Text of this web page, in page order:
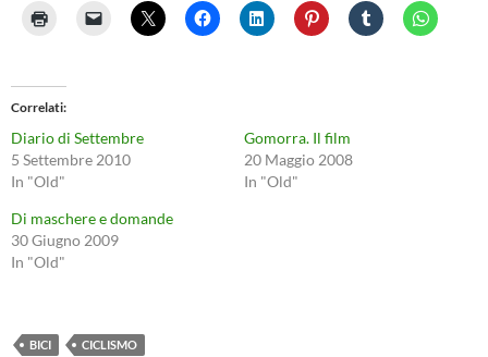
Correlati
Diario di Settembre
5 Settembre 2010
In "Old"
Gomorra. Il film
20 Maggio 2008
In "Old"
Di maschere e domande
30 Giugno 2009
In "Old"
BICI CICLISMO